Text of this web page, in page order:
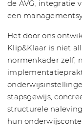
de AVG, integratie
een
Het door ons
Klip&Klaar is niet
normenkader zelf,
stapsgewijs,
structurele
hun